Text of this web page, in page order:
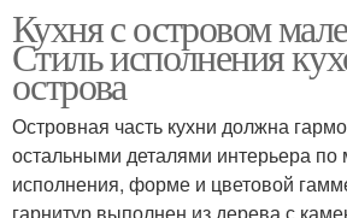
Икеа с островом
Остров на маленькой
Кухня с островом
Стиль исполнения
острова
Островная часть кухни должна
остальными деталями интерьера по
исполнения, форме и цветовой